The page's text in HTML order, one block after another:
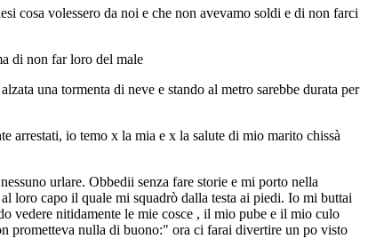
cosa volessero da noi e che non avevamo soldi e di non farci
di non far loro del male
una tormenta di neve e stando al metro sarebbe durata per
arrestati, io temo x la mia e x la salute di mio marito chissà
urlare. Obbedii senza fare storie e mi porto nella
loro capo il quale mi squadrò dalla testa ai piedi. Io mi buttai
vedere nitidamente le mie cosce , il mio pube e il mio culo
prometteva nulla di buono:" ora ci farai divertire un po visto